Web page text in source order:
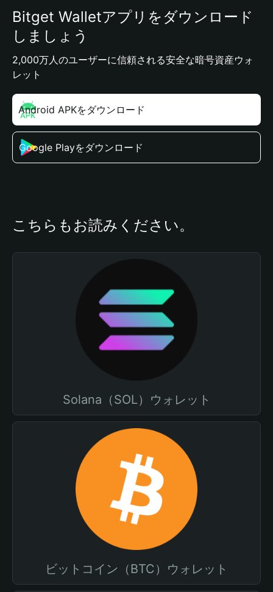
Bitget Walletアプリをダウンロード
しましょう
2,000万人のユーザーに信頼される安全な暗号資産ウォ
レット
Android APKをダウンロード
Google Playをダウンロード
こちらもお読みください。
Solana（SOL）ウォレット
ビットコイン（BTC）ウォレット